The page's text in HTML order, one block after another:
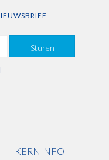
Sturen
KERNINFO